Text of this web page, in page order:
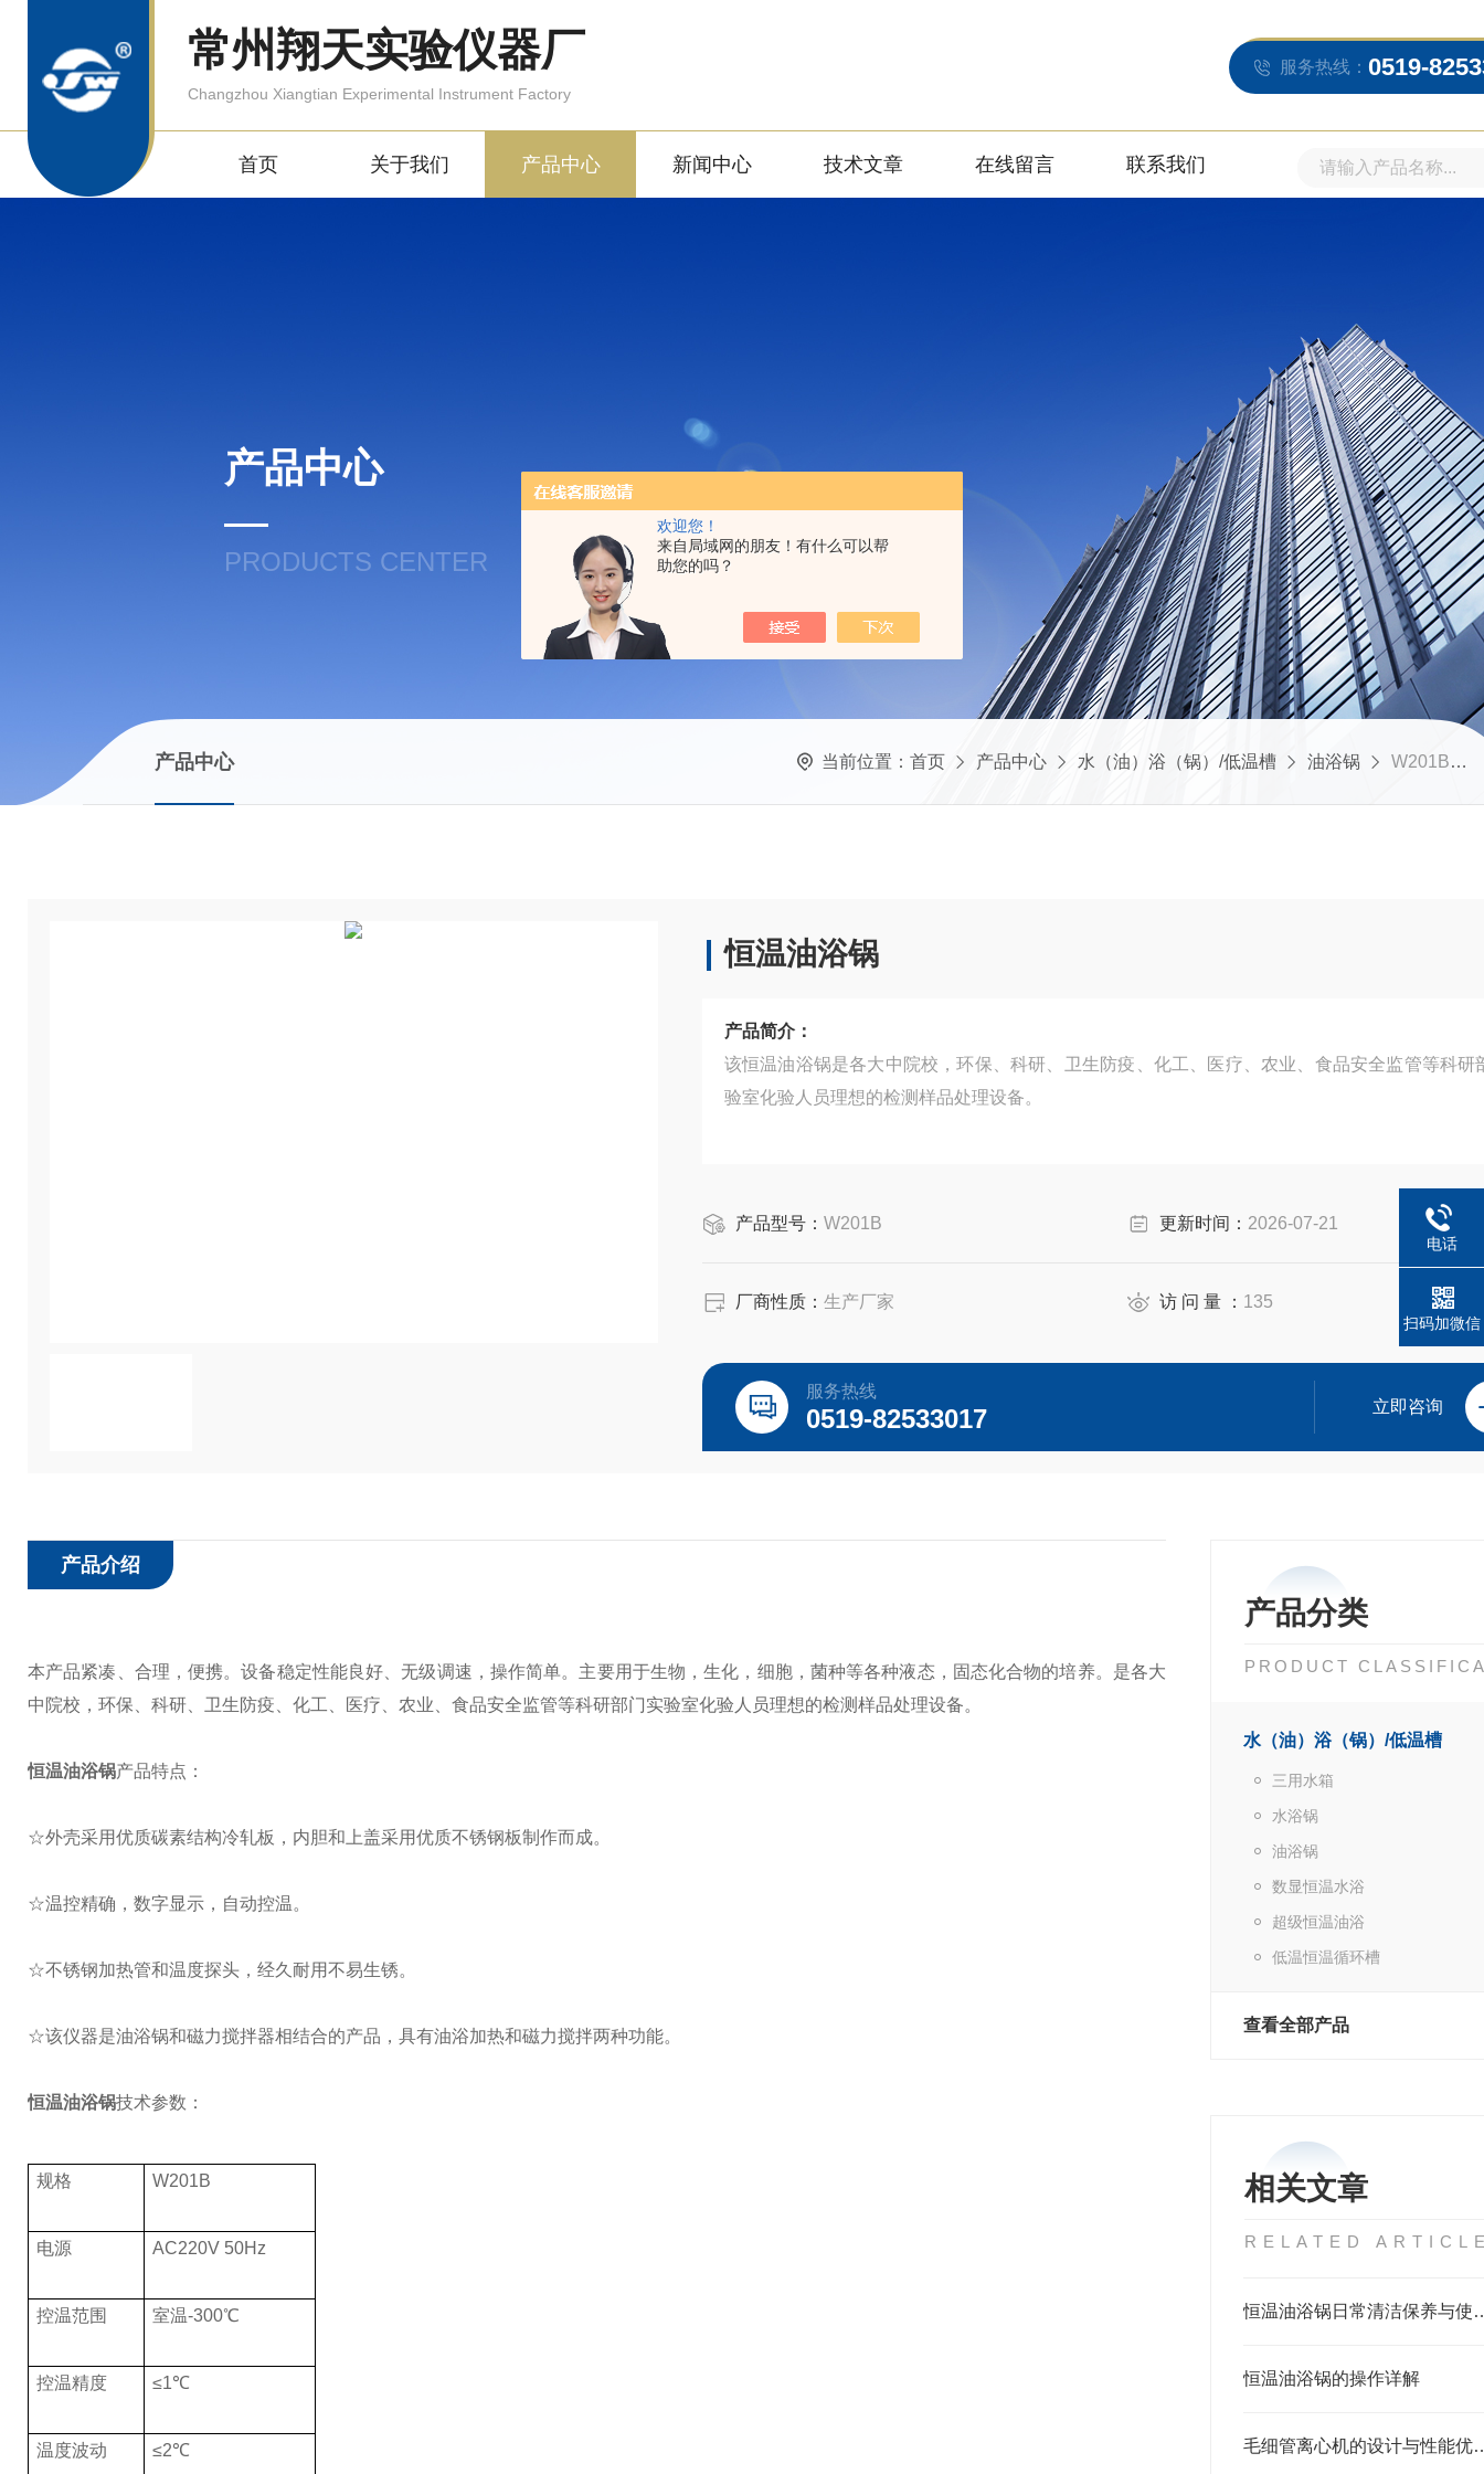
欢迎您！
来自局域网的朋友！有什么可以帮
助您的吗？
常州翔天实验仪器厂
Changzhou Xiangtian Experimental Instrument Factory
服务热线： 0519-
首页 关于我们 产品中心 新闻中心 技术文章 在线留言 联系我们
产品中心
PRODUCTS CENTER
产品中心 当前位置： 首页 产品中心 水（油）浴（锅）/低温槽 油浴锅 W201B恒温油浴锅
恒温油浴锅
产品简介：
该恒温油浴锅是各大中院校，环保、科研、卫生防疫、化工、医疗、农业、食品安全监管等科研
验室化验人员理想的检测样品处理设备。
产品型号： W201B 更新时间： 2026-07-21
厂商性质： 生产厂家 访 问 量 ： 135
服务热线
0519-82533017 立即咨询
产品分类
PRODUCT
水（油）浴（锅）/低温槽
三用水箱
水浴锅
油浴锅
数显恒温水浴
超级恒温油浴
低温恒温循环槽
查看全部产品
相关文章
RELATED
恒温油浴锅日常
恒温油浴锅的操作详解
毛细管离心机
产品介绍
本产品紧凑、合理，便携。设备稳定性能良好、无级调速，操作简单。主要用于生物，生化，细胞，菌种等各种液态，固态化合物的培养。是各大
中院校，环保、科研、卫生防疫、化工、医疗、农业、食品安全监管等科研部门实验室化验人员理想的检测样品处理设备。
恒温油浴锅产品特点：
☆外壳采用优质碳素结构冷轧板，内胆和上盖采用优质不锈钢板制作而成。
☆温控精确，数字显示，自动控温。
☆不锈钢加热管和温度探头，经久耐用不易生锈。
☆该仪器是油浴锅和磁力搅拌器相结合的产品，具有油浴加热和磁力搅拌两种功能。
恒温油浴锅技术参数：
规格 W201B
电源 AC220V 50Hz
控温范围 室温-300℃
控温精度 ≤1℃
温度波动 ≤2℃
电话
扫码加微信